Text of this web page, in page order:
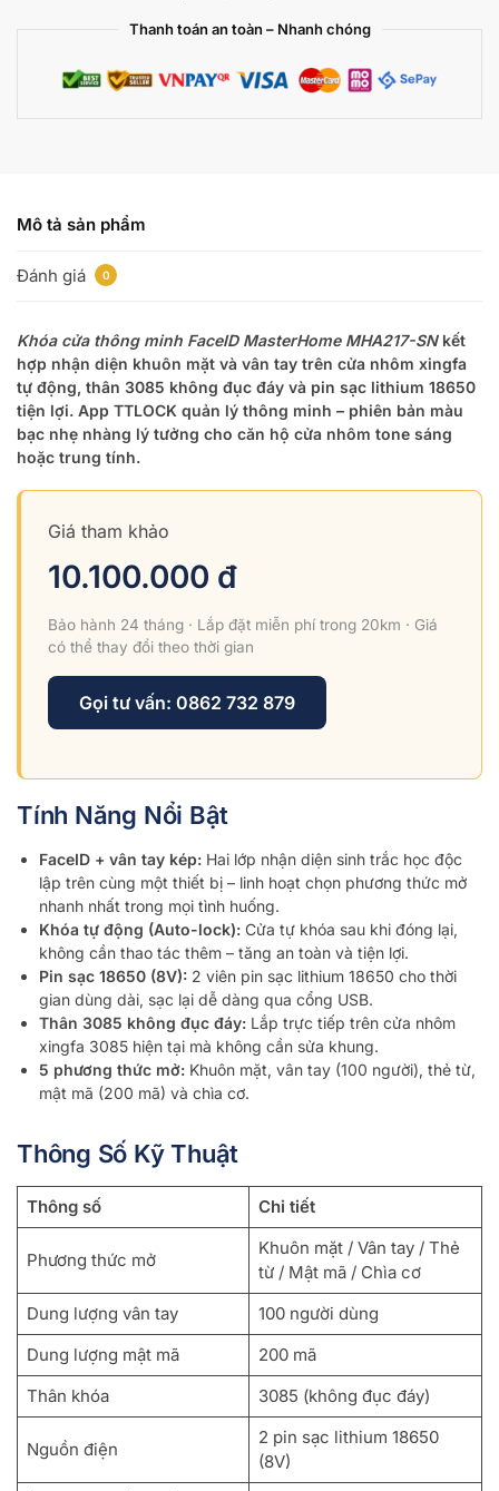
Thanh toán an toàn – Nhanh chóng
Mô tả sản phẩm
Đánh giá 0
Khóa cửa thông minh FaceID MasterHome MHA217-SNkết
hợp nhận diện khuôn mặt và vân tay trên cửa nhôm xingfa
tự động, thân 3085 không đục đáy và pin sạc lithium 18650
tiện lợi. App TTLOCK quản lý thông minh – phiên bản màu
bạc nhẹ nhàng lý tưởng cho căn hộ cửa nhôm tone sáng
hoặc trung tính.
Giá tham khảo
10.100.000 đ
Bảo hành 24 tháng · Lắp đặt miễn phí trong 20km · Giá
có thể thay đổi theo thời gian
Gọi tư vấn: 0862 732 879
Tính Năng Nổi Bật
FaceID + vân tay kép: Hai lớp nhận diện sinh trắc học độc
lập trên cùng một thiết bị – linh hoạt chọn phương thức mở
nhanh nhất trong mọi tình huống.
Khóa tự động (Auto-lock): Cửa tự khóa sau khi đóng lại,
không cần thao tác thêm – tăng an toàn và tiện lợi.
Pin sạc 18650 (8V): 2 viên pin sạc lithium 18650 cho thời
gian dùng dài, sạc lại dễ dàng qua cổng USB.
Thân 3085 không đục đáy: Lắp trực tiếp trên cửa nhôm
xingfa 3085 hiện tại mà không cần sửa khung.
5 phương thức mở: Khuôn mặt, vân tay (100 người), thẻ từ,
mật mã (200 mã) và chìa cơ.
Thông Số Kỹ Thuật
Thông số Chi tiết
Phương thức mở
Khuôn mặt / Vân tay / Thẻ
từ / Mật mã / Chìa cơ
Dung lượng vân tay
100 người dùng
Dung lượng mật mã
200 mã
Thân khóa
3085 (không đục đáy)
Nguồn điện
2 pin sạc lithium 18650
(8V)